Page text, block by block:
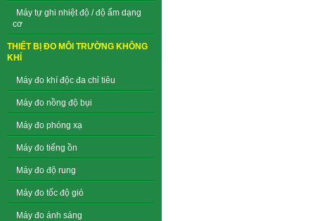
Máy tự ghi nhiệt độ / độ ẩm dạng
cơ
THIẾT BỊ ĐO MÔI TRƯỜNG KHÔNG
KHÍ
Máy đo khí độc đa chỉ tiêu
Máy đo nồng độ bụi
Máy đo phóng xạ
Máy đo tiếng ồn
Máy đo độ rung
Máy đo tốc độ gió
Máy đo ánh sáng